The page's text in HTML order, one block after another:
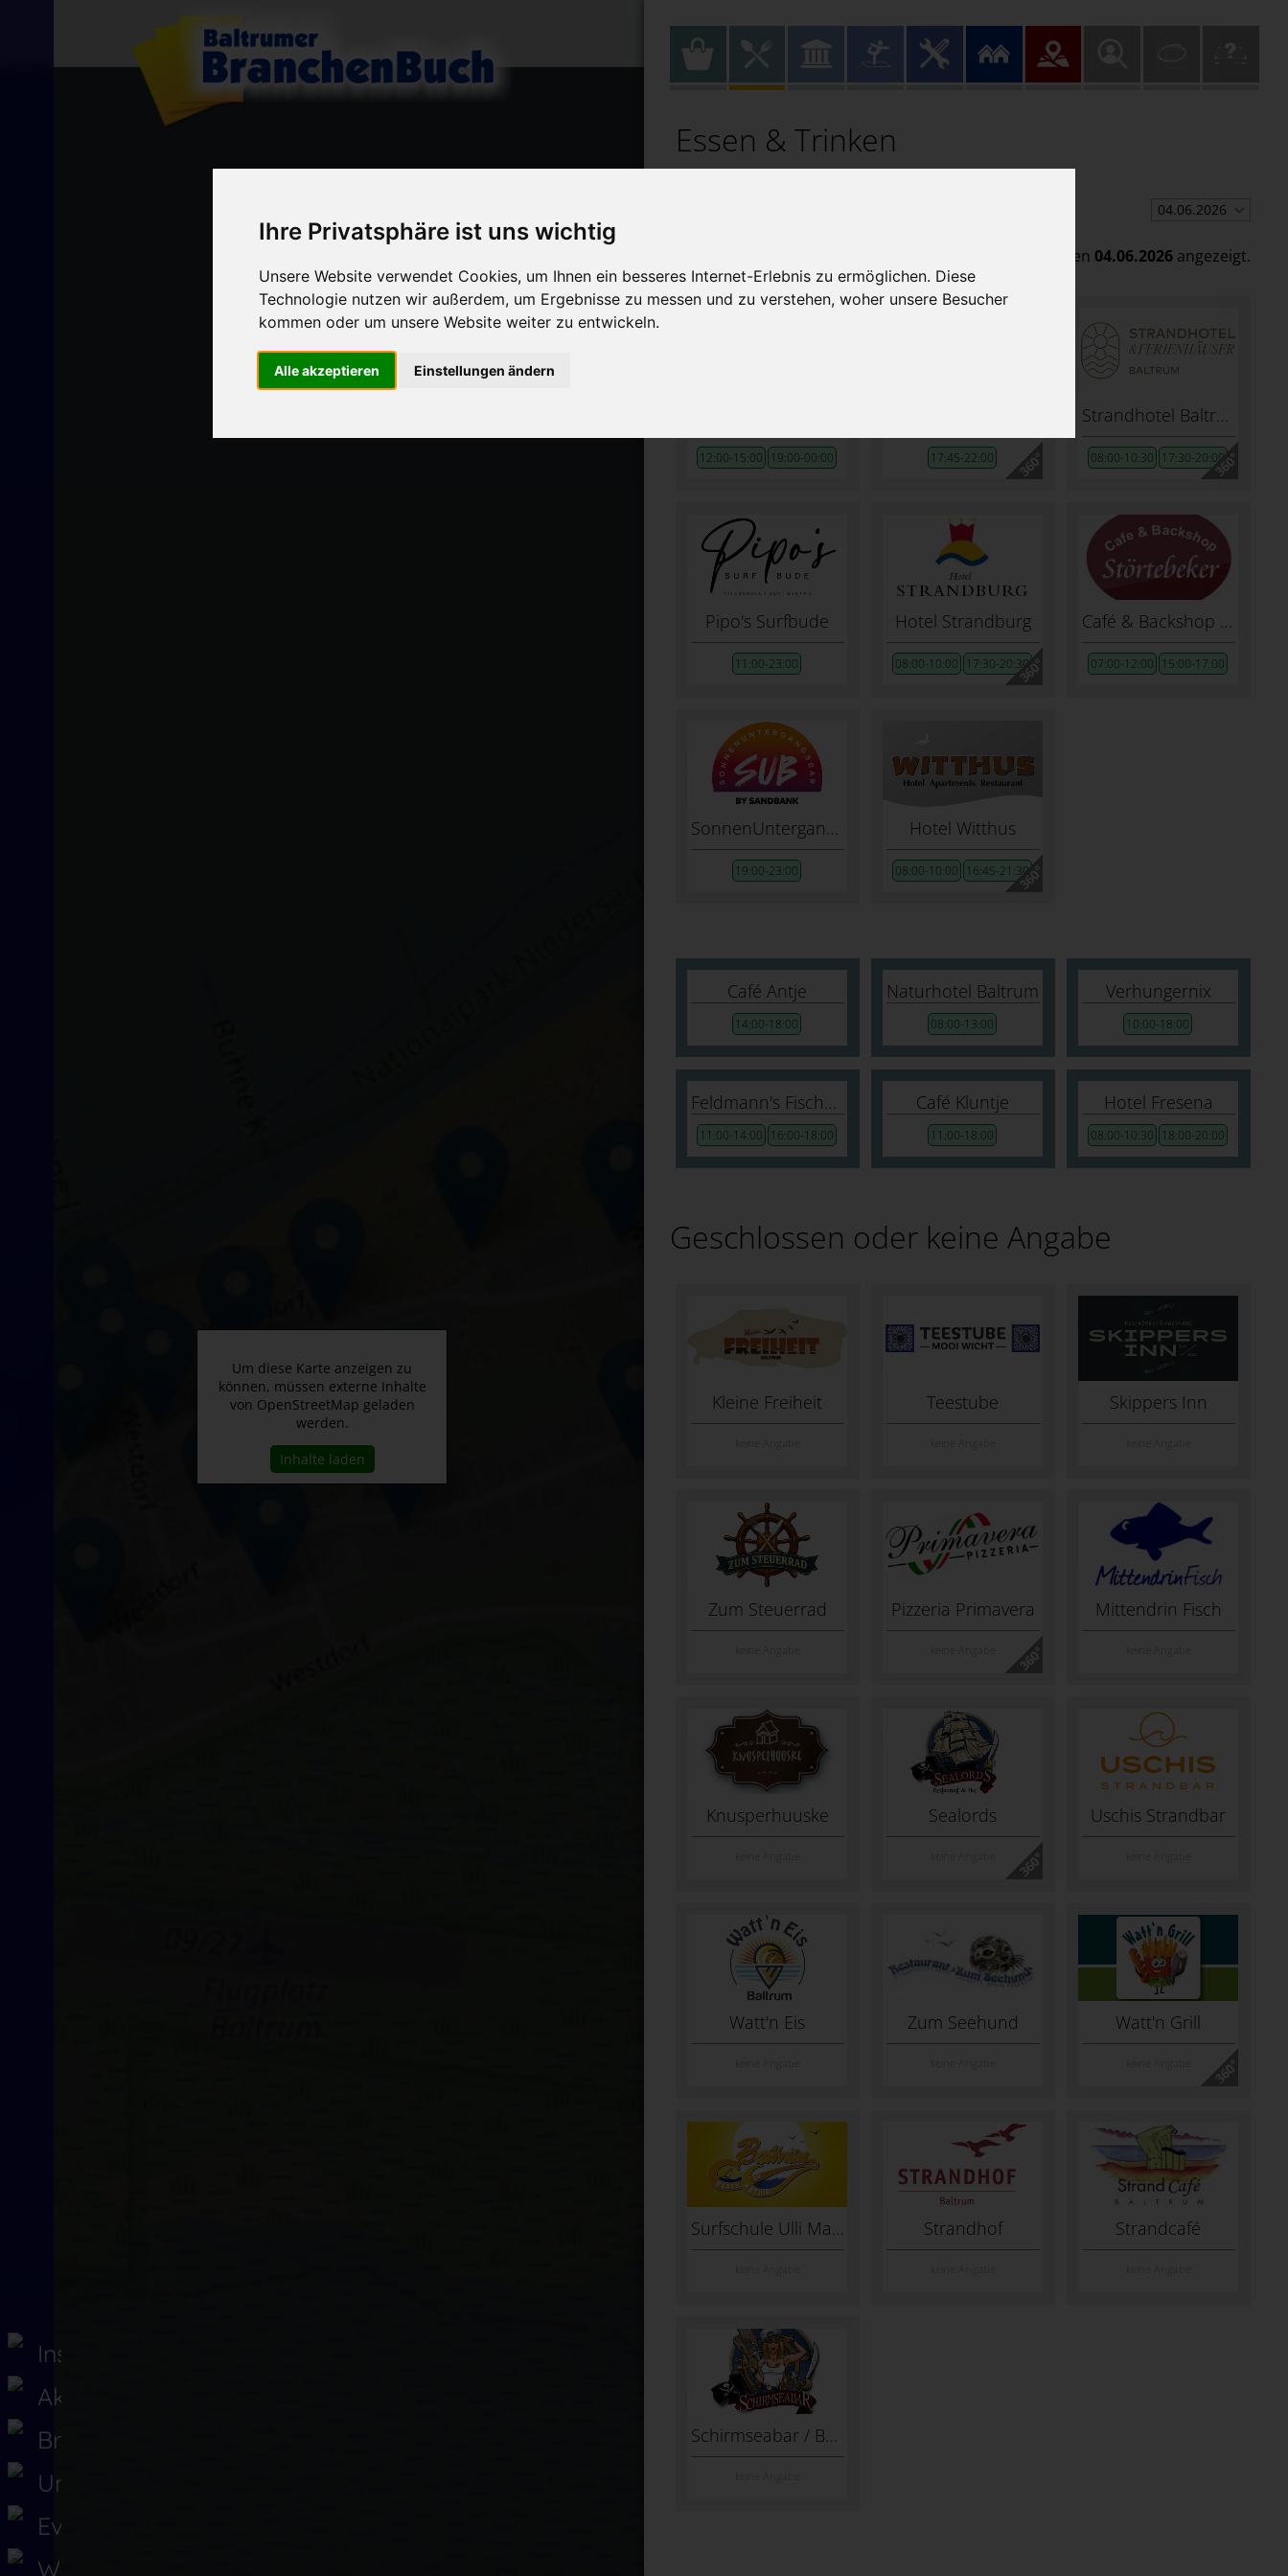
Ihre Privatsphäre ist uns wichtig
Unsere Website verwendet Cookies, um Ihnen ein besseres Internet-Erlebnis zu ermöglichen. Diese
Technologie nutzen wir außerdem, um Ergebnisse zu messen und zu verstehen, woher unsere Besucher
kommen oder um unsere Website weiter zu entwickeln.
Alle akzeptieren Einstellungen ändern
Um diese Karte anzeigen zu
können, müssen externe Inhalte
von OpenStreetMap geladen
werden.
Inhalte laden
Essen & Trinken
04.06.2026
Es werden Öffnungszeiten für den 04.06.2026angezeigt.
12:00-15:00 19:00-00:00 17:45-22:00
Strandhotel Baltrum
08:00-10:30 17:30-20:00
Pipo's Surfbude
11:00-23:00
Hotel Strandburg
08:00-10:00 17:30-20:30
Café & Backshop Störtebeker
07:00-12:00 15:00-17:00
SonnenUntergangsBar
19:00-23:00
Hotel Witthus
08:00-10:00 16:45-21:30
Café Antje
14:00-18:00
Naturhotel Baltrum
08:00-13:00
Verhungernix
10:00-18:00
Feldmann's Fischecke
11:00-14:00 16:00-18:00
Café Kluntje
11:00-18:00
Hotel Fresena
08:00-10:30 18:00-20:00
Geschlossen oder keine Angabe
Kleine Freiheit Teestube Skippers Inn
Zum Steuerrad Pizzeria Primavera Mittendrin Fisch
Knusperhuuske Sealords Uschis Strandbar
Watt'n Eis Zum Seehund Watt'n Grill
Surfschule Ulli Mammen Strandhof Strandcafé
Schirmseabar / Baltrum Arena
Insel Baltrum
Aktuelles
Branchenbuch
Unterkünfte
Events
Webcams